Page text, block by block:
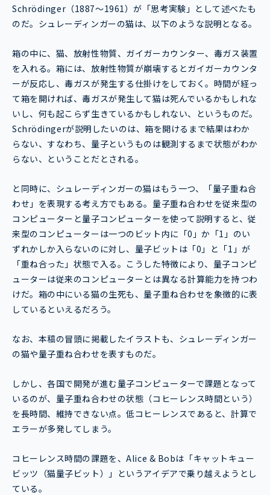
Schrödinger（1887〜1961）が「思考実験」として述べたも
のだ。シュレーディンガーの猫は、以下のような説明となる。
箱の中に、猫、放射性物質、ガイガーカウンター、毒ガス装置
を入れる。箱には、放射性物質が崩壊するとガイガーカウンタ
ーが反応し、毒ガスが発生する仕掛けをしておく。時間が経っ
て箱を開ければ、毒ガスが発生して猫は死んでいるかもしれな
いし、何も起こらず生きているかもしれない、というものだ。
Schrödingerが説明したいのは、箱を開けるまで結果はわか
らない、すなわち、量子というものは観測するまで状態がわか
らない、ということだとされる。
と同時に、シュレーディンガーの猫はもう一つ、「量子重ね合
わせ」を表現する考え方でもある。量子重ね合わせを従来型の
コンピューターと量子コンピューターを使って説明すると、従
来型のコンピューターは一つのビット内に「0」か「1」のい
ずれかしか入らないのに対し、量子ビットは「0」と「1」が
「重ね合った」状態で入る。こうした特徴により、量子コンピ
ューターは従来のコンピューターとは異なる計算能力を持つわ
けだ。箱の中にいる猫の生死も、量子重ね合わせを象徴的に表
しているといえるだろう。
なお、本稿の冒頭に掲載したイラストも、シュレーディンガー
の猫や量子重ね合わせを表すものだ。
しかし、各国で開発が進む量子コンピューターで課題となって
いるのが、量子重ね合わせの状態（コヒーレンス時間という）
を長時間、維持できない点。低コヒーレンスであると、計算で
エラーが多発してしまう。
コヒーレンス時間の課題を、Alice & Bobは「キャットキュー
ビッツ（猫量子ビット）」というアイデアで乗り越えようとし
ている。